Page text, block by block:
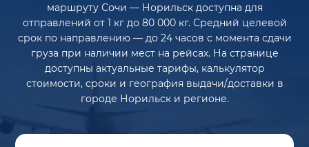
маршруту Сочи — Норильск доступна для
отправлений от 1 кг до 80 000 кг. Средний целевой
срок по направлению — до 24 часов с момента сдачи
груза при наличии мест на рейсах. На странице
доступны актуальные тарифы, калькулятор
стоимости, сроки и география выдачи/доставки в
городе Норильск и регионе.